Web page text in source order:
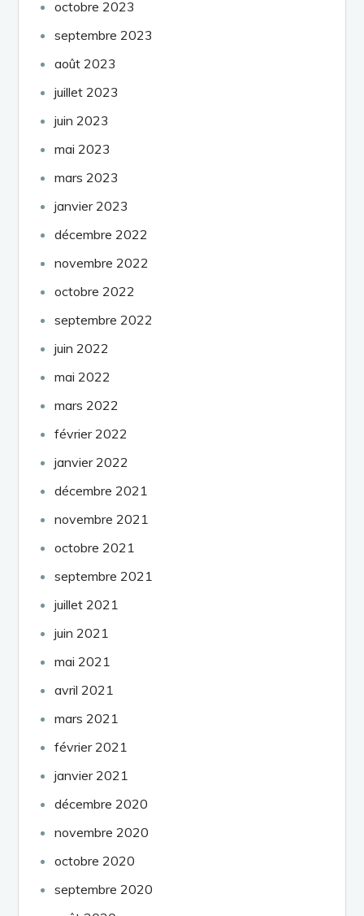
octobre 2023
septembre 2023
août 2023
juillet 2023
juin 2023
mai 2023
mars 2023
janvier 2023
décembre 2022
novembre 2022
octobre 2022
septembre 2022
juin 2022
mai 2022
mars 2022
février 2022
janvier 2022
décembre 2021
novembre 2021
octobre 2021
septembre 2021
juillet 2021
juin 2021
mai 2021
avril 2021
mars 2021
février 2021
janvier 2021
décembre 2020
novembre 2020
octobre 2020
septembre 2020